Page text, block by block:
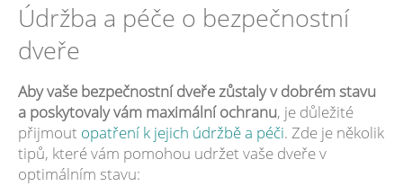
Údržba a péče o bezpečnostní
dveře
Aby vaše bezpečnostní dveře zůstaly v dobrém stavu
a poskytovaly vám maximální ochranu, je důležité
přijmout opatření k jejich údržbě a péči. Zde je několik
tipů, které vám pomohou udržet vaše dveře v
optimálním stavu: